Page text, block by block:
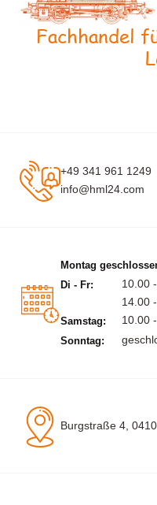
Fachhandel
+49 341 961 1249
info@hml24.com
Montag
Di - Fr:
10.00
14.00
Samstag: 10.00
Sonntag:
Burgstraße 4,